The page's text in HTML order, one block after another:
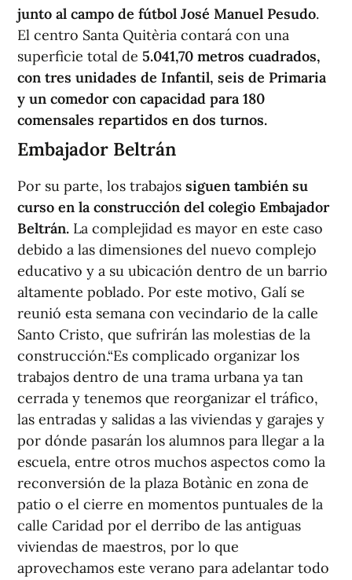
junto al campo de fútbol José Manuel Pesudo.
El centro Santa Quitèria contará con una
superficie total de 5.041,70 metros cuadrados,
con tres unidades de Infantil, seis de Primaria
y un comedor con capacidad para 180
comensales repartidos en dos turnos.
Embajador Beltrán
Por su parte, los trabajos siguen también su
curso en la construcción del colegio Embajador
Beltrán. La complejidad es mayor en este caso
debido a las dimensiones del nuevo complejo
educativo y a su ubicación dentro de un barrio
altamente poblado. Por este motivo, Galí se
reunió esta semana con vecindario de la calle
Santo Cristo, que sufrirán las molestias de la
construcción.“Es complicado organizar los
trabajos dentro de una trama urbana ya tan
cerrada y tenemos que reorganizar el tráfico,
las entradas y salidas a las viviendas y garajes y
por dónde pasarán los alumnos para llegar a la
escuela, entre otros muchos aspectos como la
reconversión de la plaza Botànic en zona de
patio o el cierre en momentos puntuales de la
calle Caridad por el derribo de las antiguas
viviendas de maestros, por lo que
aprovechamos este verano para adelantar todo